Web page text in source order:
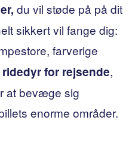
du vil støde på på dit
sikkert vil fange dig:
farverige
for rejsende,
at bevæge sig
enorme områder.